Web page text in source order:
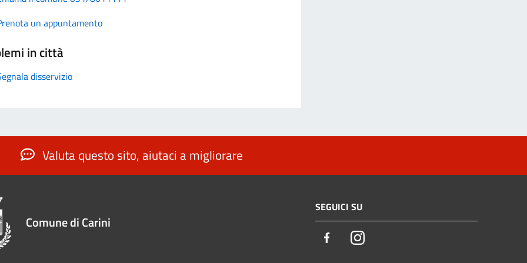
un appuntamento
in città
disservizio
Valuta questo sito, aiutaci a migliorare
Comune di Carini
SEGUICI SU
FacebookInstagram